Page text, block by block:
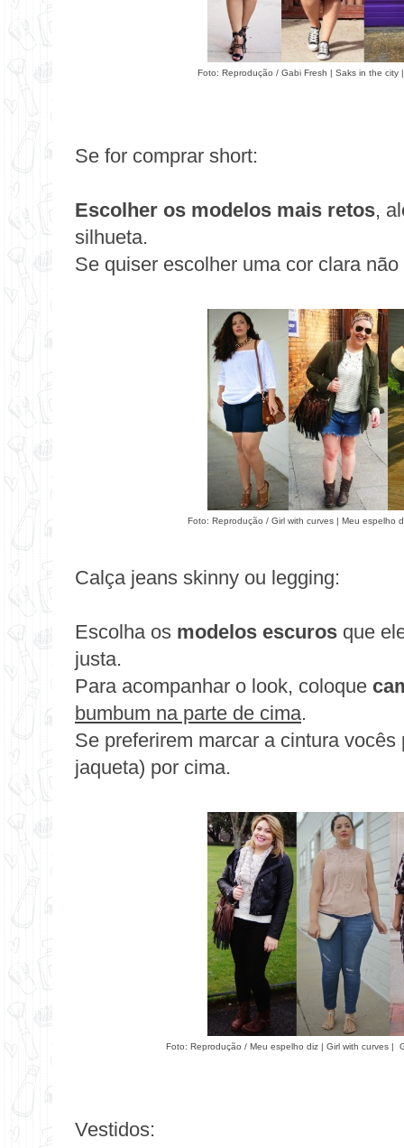
Foto: Reprodução / Gabi Fresh | Saks in the city
Se for comprar short:
Escolher os modelos mais retos,
silhueta.
Se quiser escolher uma cor clara
Foto: Reprodução / Girl with curves | Meu espelho
Calça jeans skinny ou legging:
Escolha os modelos escuros que
justa.
Para acompanhar o look, coloque
bumbum na parte de cima.
Se preferirem marcar a cintura
jaqueta) por cima.
Foto: Reprodução / Meu espelho diz| Girl with curves|
Vestidos: